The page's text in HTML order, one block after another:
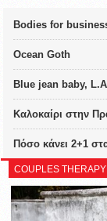
Bodies for
Ocean Goth
Blue jean baby,
Καλοκαίρι στην
Πόσο κάνει 2+1
COUPLES THERAPY